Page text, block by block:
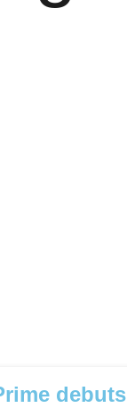
debuts